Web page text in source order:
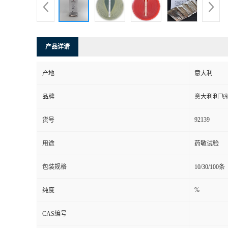
产品详请
产地 意大利
品牌 意大利利飞
货号 92139
用途 药敏试验
包装规格 10/30/100条
纯度 %
CAS编号